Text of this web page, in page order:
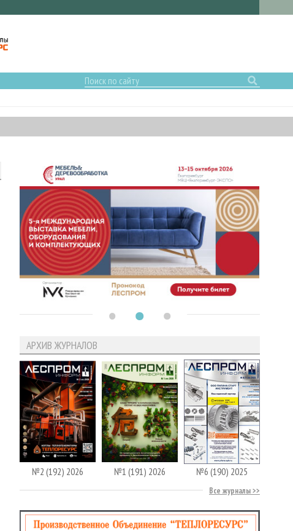
АРХИВ ЖУРНАЛОВ
№2 (192) 2026 №1 (191) 2026 №6 (190) 2025
Все журналы